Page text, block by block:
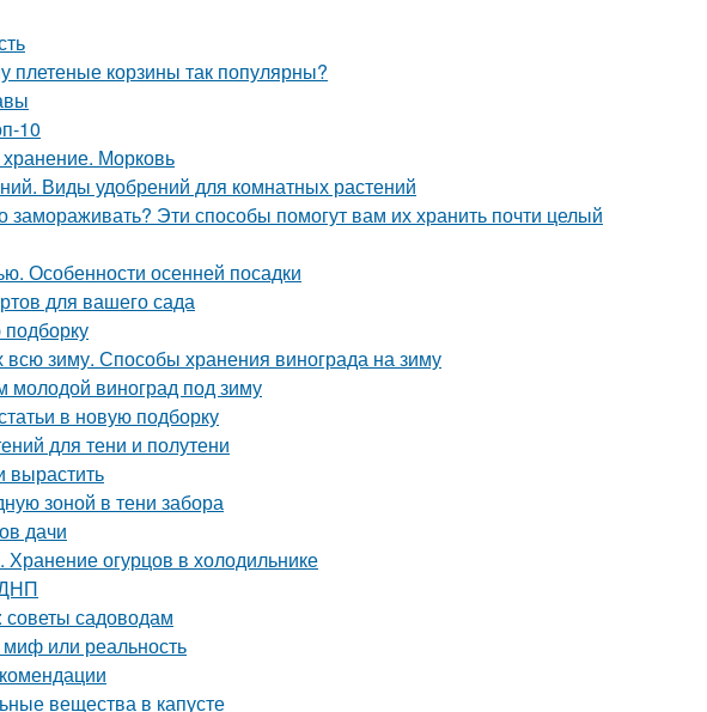
плетеные корзины так популярны?
10
хранение. Морковь
Виды удобрений для комнатных растений
Эти способы помогут вам их хранить почти целый
Особенности осенней посадки
для вашего сада
зиму. Способы хранения винограда на зиму
молодой виноград под зиму
в новую подборку
для тени и полутени
вырастить
зоной в тени забора
дачи
Хранение огурцов в холодильнике
советы садоводам
или реальность
вещества в капусте